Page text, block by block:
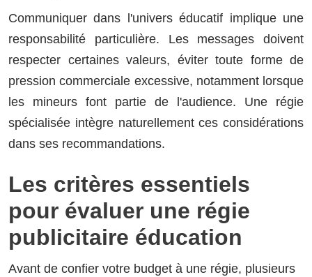
Communiquer dans l'univers éducatif implique une
responsabilité particulière. Les messages doivent
respecter certaines valeurs, éviter toute forme de
pression commerciale excessive, notamment lorsque
les mineurs font partie de l'audience. Une régie
spécialisée intègre naturellement ces considérations
dans ses recommandations.
Les critères essentiels
pour évaluer une régie
publicitaire éducation
Avant de confier votre budget à une régie, plusieurs